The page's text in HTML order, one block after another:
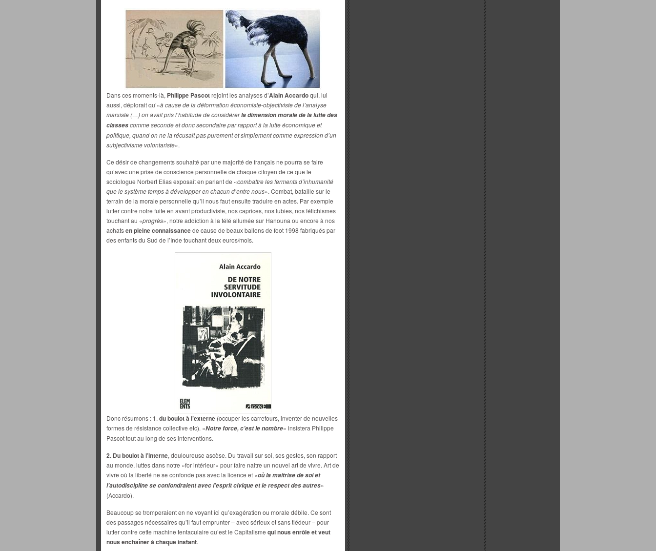
Dans ces moments-là, Philippe Pascotrejoint les analyses d’Alain Accardoqui, lui
aussi, déplorait qu’«à cause de la déformation économiste-objectiviste de l’analyse
marxiste (…) on avait pris l’habitude de considérerla dimension morale de la lutte des
classescomme seconde et donc secondaire par rapport à la lutte économique et
politique, quand on ne la récusait pas purement et simplement comme expression d’un
subjectivisme volontariste».
Ce désir de changements souhaité par une majorité de français ne pourra se faire
qu’avec une prise de conscience personnelle de chaque citoyen de ce que le
sociologue Norbert Elias exposait en parlant de «combattre les ferments d’inhumanité
que le système temps à développer en chacun d’entre nous». Combat, bataille sur le
terrain de la morale personnelle qu’il nous faut ensuite traduire en actes. Par exemple
lutter contre notre fuite en avant productiviste, nos caprices, nos lubies, nos fétichismes
touchant au «progrès», notre addiction à la télé allumée sur Hanouna ou encore à nos
achatsen pleine connaissancede cause de beaux ballons de foot 1998 fabriqués par
des enfants du Sud de l’Inde touchant deux euros/mois.
Donc résumons : 1. du boulot à l’externe (occuper les carrefours, inventer de nouvelles
formes de résistance collective etc). «Notre force, c’est le nombre» insistera Philippe
Pascot tout au long de ses interventions.
2. Du boulot à l’interne, douloureuse ascèse. Du travail sur soi, ses gestes, son rapport
au monde, luttes dans notre «for intérieur» pour faire naitre un nouvel art de vivre. Art de
vivre où la liberté ne se confonde pas avec la licence et «où la maitrise de soi et
l’autodiscipline se confondraient avec l’esprit civique et le respect des autres»
(Accardo).
Beaucoup se tromperaient en ne voyant ici qu’exagération ou morale débile. Ce sont
des passages nécessaires qu’il faut emprunter – avec sérieux et sans tiédeur – pour
lutter contre cette machine tentaculaire qu’est le Capitalisme qui nous enrôle et veut
nous enchaîner à chaque instant.